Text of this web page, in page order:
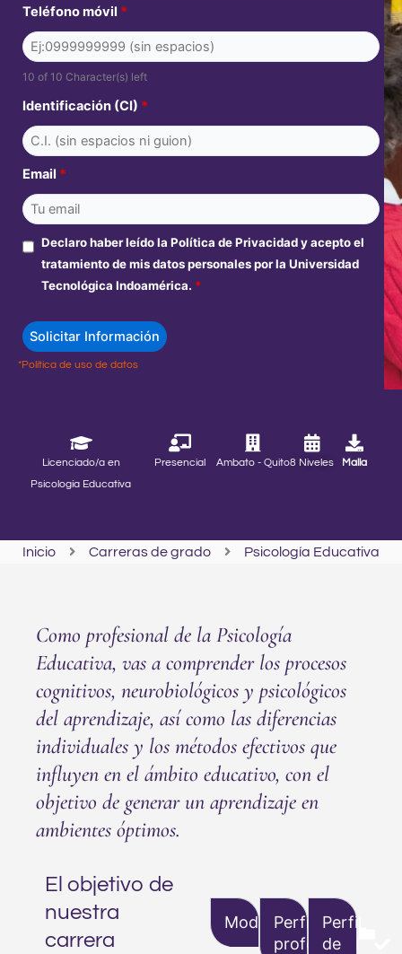
Teléfono móvil *
10 of 10 Character(s) left
Identificación (CI) *
Email *
Declaro haber leído la Política de Privacidad y acepto el
tratamiento de mis datos personales por la Universidad
Tecnológica Indoamérica. *
*Política de uso de datos
Licenciado/a en
Psicología Educativa
Presencial Ambato - Quito8 Niveles Malla
Inicio Carreras de grado Psicología Educativa
Como profesional de la Psicología
Educativa, vas a comprender los procesos
cognitivos, neurobiológicos y psicológicos
del aprendizaje, así como las diferencias
individuales y los métodos efectivos que
influyen en el ámbito educativo, con el
objetivo de generar un aprendizaje en
ambientes óptimos.
El objetivo de
nuestra
carrera
Modalidades
Perfil
profesional
Perfil
de